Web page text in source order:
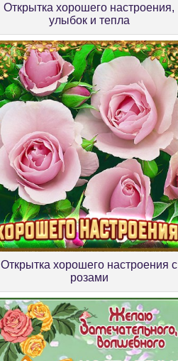
Открытка хорошего настроения,
улыбок и тепла
Открытка хорошего настроения с
розами